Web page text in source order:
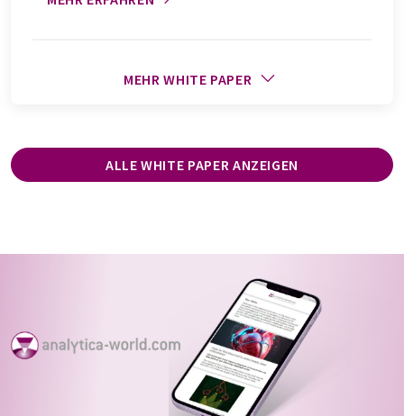
MEHR WHITE PAPER
ALLE WHITE PAPER ANZEIGEN